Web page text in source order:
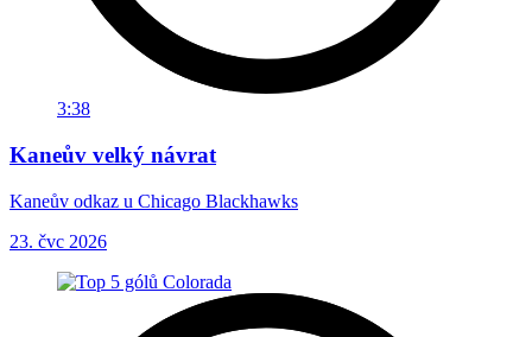
3:38
Kaneův velký návrat
Kaneův odkaz u Chicago Blackhawks
23. čvc 2026